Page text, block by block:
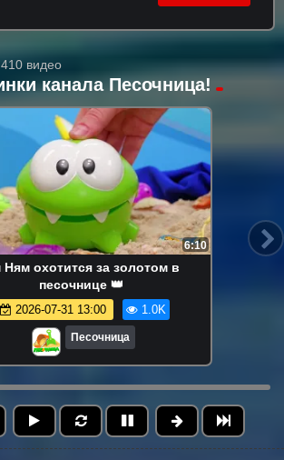
видео
канала Песочница!
6:10
охотится за золотом в
песочнице 👑
2026-07-31 13:00 1.0K
Песочница